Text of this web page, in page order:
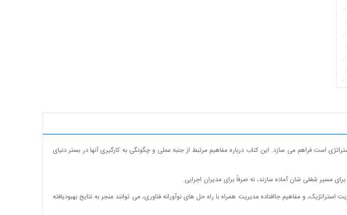
است فراهم می سازد. این کتاب درباره مفاهیم مرتبط از جنبه عملی و چگونگی به کارگیری آنها در بستر دنیای
مسیر شغلی شان آماده سازند، نه صرفاً برای مدیران اجرایی.
و مفاهیم جاافتاده مدیریت همراه با راه حل های نوآورانه فناوری، می توانند منجر به نتایج بهبودیافته